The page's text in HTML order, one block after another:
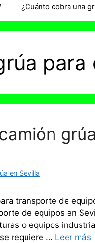
¿Cuánto cobra una
para
en Sevilla
transporte de
de equipos en
o equipos
requiere … Leer más